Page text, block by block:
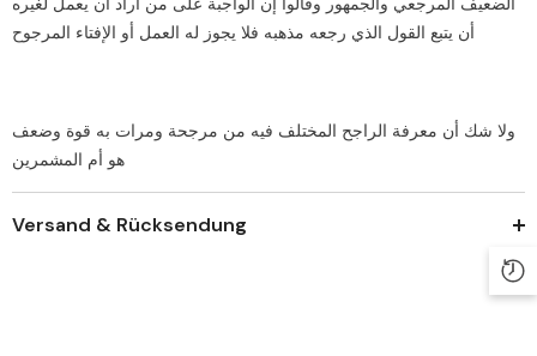
أن يتبع القول الذي رجعه مذهبه فلا يجوز له العمل أو الإفتاء المرجوح
‏ولا شك أن معرفة الراجح المختلف فيه من مرجحة ومرات به قوة وضعف
هو أم المشمرين
Versand & Rücksendung